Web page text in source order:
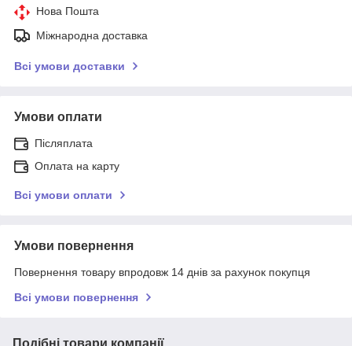
Нова Пошта
Міжнародна доставка
Всі умови доставки
Умови оплати
Післяплата
Оплата на карту
Всі умови оплати
Умови повернення
Повернення товару впродовж 14 днів за рахунок покупця
Всі умови повернення
Подібні товари компанії